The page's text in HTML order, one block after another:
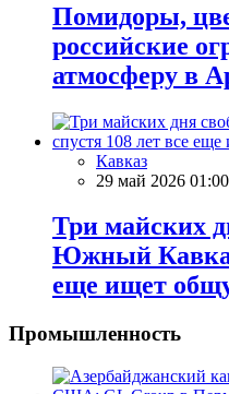
Помидоры,
российские
атмосферу в
Кавказ
29 май 2026 01:00
Три майских
Южный Кавказ
еще ищет
Промышленность